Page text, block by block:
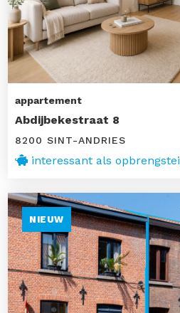
appartement
Abdijbekestraat 8
8200 SINT-ANDRIES
interessant als
NIEUW